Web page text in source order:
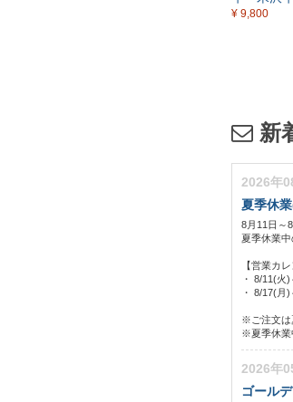
¥ 9,800
新
2026年
夏季休
8月11日～
夏季休業中
【営業カレ
・ 8/11(
・ 8/17(
※ご注文は
※夏季休業
2026年
ゴール